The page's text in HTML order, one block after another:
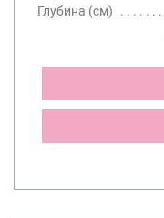
Глубина (см)